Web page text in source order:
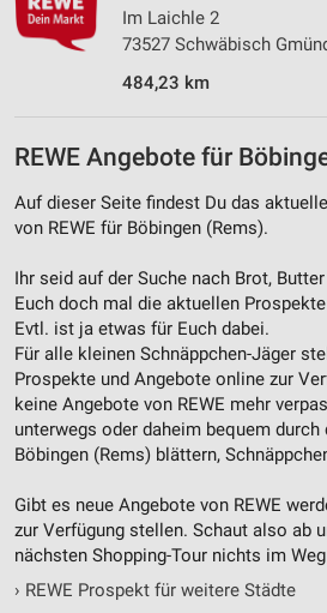
Im Laichle 2
73527 Schwäbisch
484,23 km
REWE Angebote für
Auf dieser Seite findest Du das
von REWE für Böbingen (Rems).
Ihr seid auf der Suche nach Brot,
Euch doch mal die aktuellen Prospekte
Evtl. ist ja etwas für Euch dabei.
Für alle kleinen Schnäppchen-Jäger
Prospekte und Angebote online zur
keine Angebote von REWE mehr
unterwegs oder daheim bequem
Böbingen (Rems) blättern,
Gibt es neue Angebote von REWE
zur Verfügung stellen. Schaut also ab
nächsten Shopping-Tour nichts im
› REWE Prospekt für weitere Städte
Werbung